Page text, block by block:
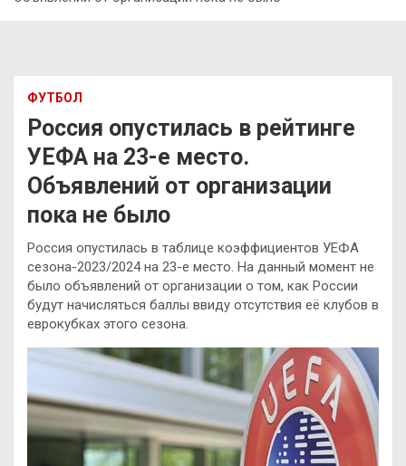
ФУТБОЛ
Россия опустилась в рейтинге
УЕФА на 23-е место.
Объявлений от организации
пока не было
Россия опустилась в таблице коэффициентов УЕФА
сезона-2023/2024 на 23-е место. На данный момент не
было объявлений от организации о том, как России
будут начисляться баллы ввиду отсутствия её клубов в
еврокубках этого сезона.